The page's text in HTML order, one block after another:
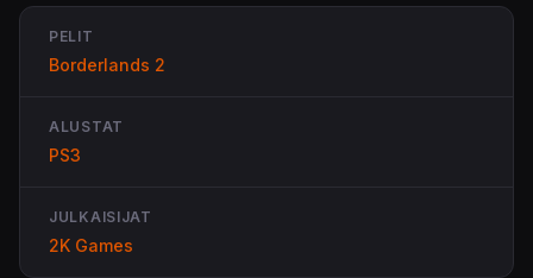
PELIT
Borderlands 2
ALUSTAT
PS3
JULKAISIJAT
2K Games